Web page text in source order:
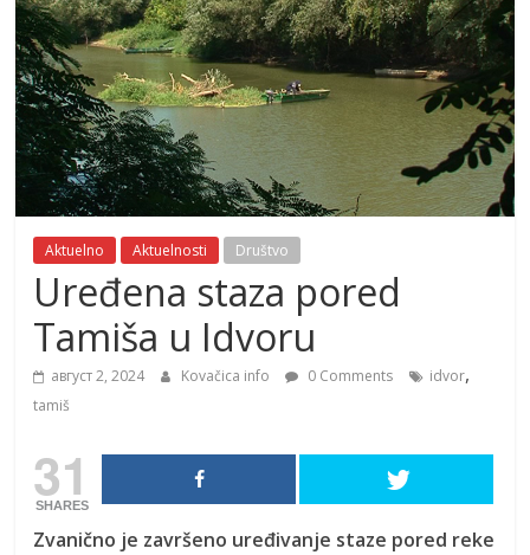
Aktuelno Aktuelnosti Društvo
Uređena staza pored
Tamiša u Idvoru
август 2, 2024 Kovačica info 0 Comments idvor,
tamiš
31
SHARES
Zvanično je završeno uređivanje staze pored reke